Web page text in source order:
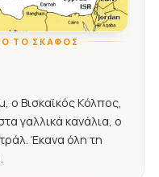
ΤΟ ΣΚΆΦΟΣ
ο Βισκαϊκός Κόλπος,
γαλλικά κανάλια, ο
Έκανα όλη τη